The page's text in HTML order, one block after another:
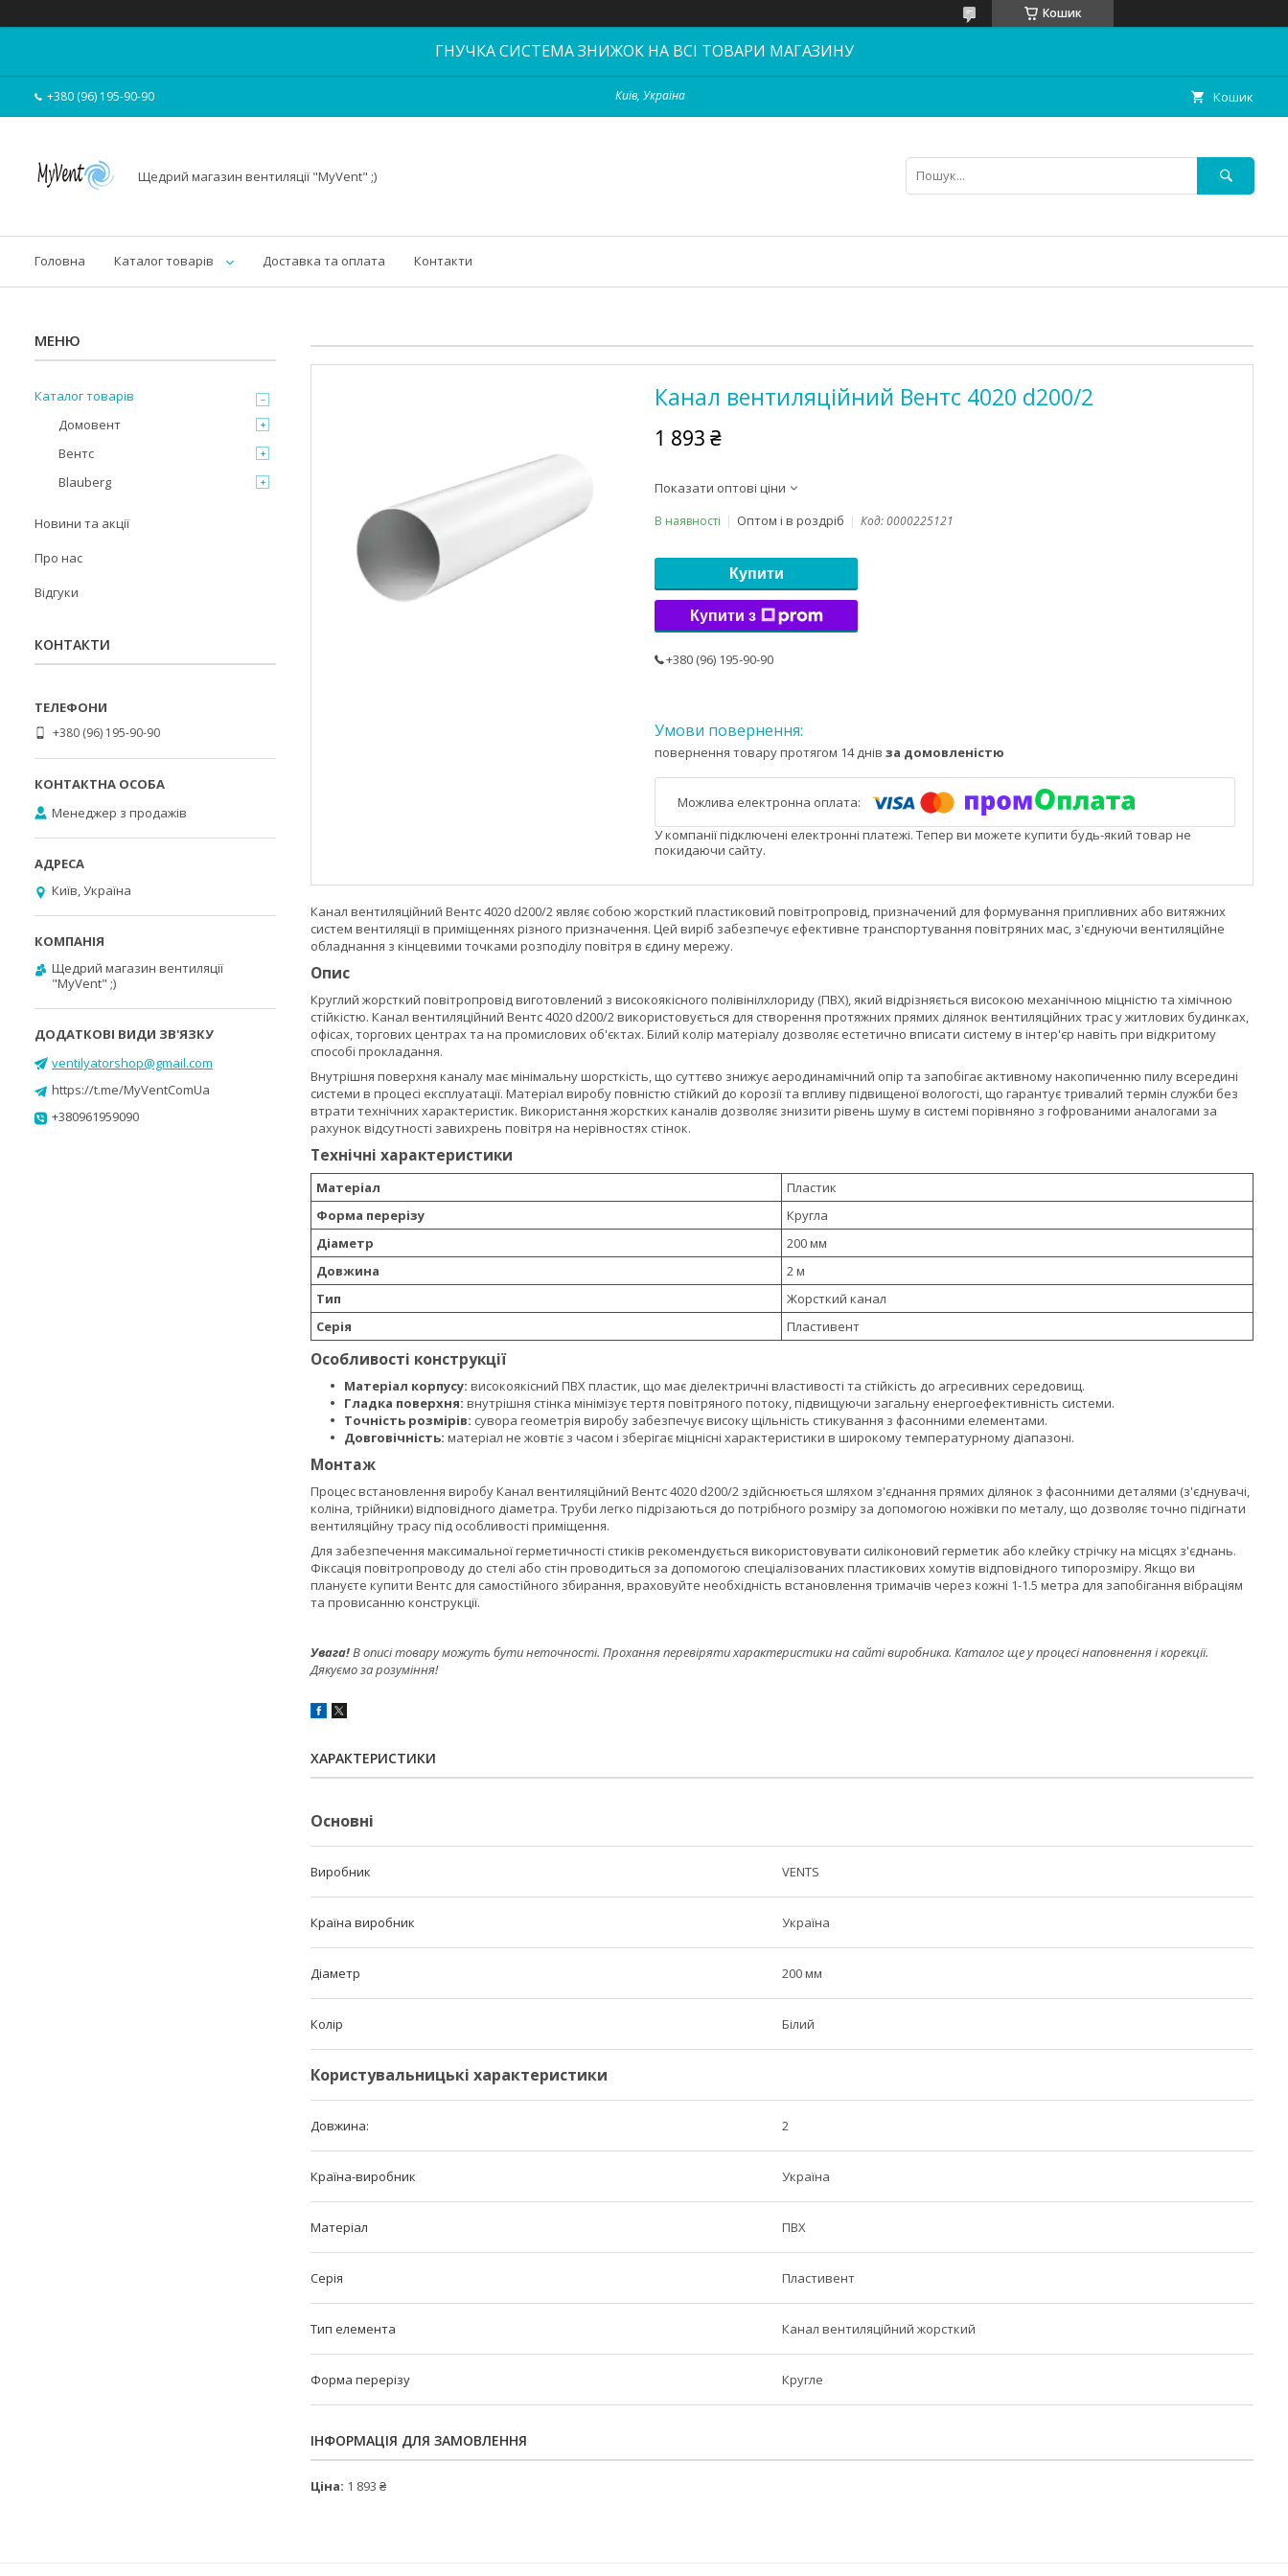
Кошик
ГНУЧКА СИСТЕМА ЗНИЖОК НА ВСІ ТОВАРИ МАГАЗИНУ
+380 (96) 195-90-90 Київ, Україна Кошик
Щедрий магазин вентиляції "MyVent" ;)
Головна Каталог товарів Доставка та оплата Контакти
Канал вентиляційний Вентс 4020 d200/2
1 893 ₴
Показати оптові ціни
В наявності Оптом і в роздріб Код:0000225121
Купити
Купити з
+380 (96) 195-90-90
повернення товару протягом 14 днів за домовленістю
У компанії підключені електронні платежі. Тепер ви можете купити будь-який товар не
покидаючи сайту.
Канал вентиляційний Вентс 4020 d200/2 являє собою жорсткий пластиковий повітропровід, призначений для формування припливних або витяжних
систем вентиляції в приміщеннях різного призначення. Цей виріб забезпечує ефективне транспортування повітряних мас, з'єднуючи вентиляційне
обладнання з кінцевими точками розподілу повітря в єдину мережу.
Опис
Круглий жорсткий повітропровід виготовлений з високоякісного полівінілхлориду (ПВХ), який відрізняється високою механічною міцністю та хімічною
стійкістю. Канал вентиляційний Вентс 4020 d200/2 використовується для створення протяжних прямих ділянок вентиляційних трас у житлових будинках,
офісах, торгових центрах та на промислових об'єктах. Білий колір матеріалу дозволяє естетично вписати систему в інтер'єр навіть при відкритому
способі прокладання.
Внутрішня поверхня каналу має мінімальну шорсткість, що суттєво знижує аеродинамічний опір та запобігає активному накопиченню пилу всередині
системи в процесі експлуатації. Матеріал виробу повністю стійкий до корозії та впливу підвищеної вологості, що гарантує тривалий термін служби без
втрати технічних характеристик. Використання жорстких каналів дозволяє знизити рівень шуму в системі порівняно з гофрованими аналогами за
рахунок відсутності завихрень повітря на нерівностях стінок.
Технічні характеристики
Матеріал
Пластик
Форма перерізу
Кругла
Діаметр
200 мм
Довжина
2 м
Тип
Жорсткий канал
Серія
Пластивент
Особливості конструкції
Матеріал корпусу: високоякісний ПВХ пластик, що має діелектричні властивості та стійкість до агресивних середовищ.
Гладка поверхня: внутрішня стінка мінімізує тертя повітряного потоку, підвищуючи загальну енергоефективність системи.
Точність розмірів: сувора геометрія виробу забезпечує високу щільність стикування з фасонними елементами.
Довговічність: матеріал не жовтіє з часом і зберігає міцнісні характеристики в широкому температурному діапазоні.
Монтаж
Процес встановлення виробу Канал вентиляційний Вентс 4020 d200/2 здійснюється шляхом з'єднання прямих ділянок з фасонними деталями (з'єднувачі,
коліна, трійники) відповідного діаметра. Труби легко підрізаються до потрібного розміру за допомогою ножівки по металу, що дозволяє точно підігнати
вентиляційну трасу під особливості приміщення.
Для забезпечення максимальної герметичності стиків рекомендується використовувати силіконовий герметик або клейку стрічку на місцях з'єднань.
Фіксація повітропроводу до стелі або стін проводиться за допомогою спеціалізованих пластикових хомутів відповідного типорозміру. Якщо ви
плануєте купити Вентс для самостійного збирання, враховуйте необхідність встановлення тримачів через кожні 1-1.5 метра для запобігання вібраціям
та провисанню конструкції.
Увага!В описі товару можуть бути неточності. Прохання перевіряти характеристики на сайті виробника. Каталог ще у процесі наповнення і корекції.
Дякуємо за розуміння!
ХАРАКТЕРИСТИКИ
Основні
Виробник VENTS
Країна виробник Україна
Діаметр 200 мм
Колір Білий
Користувальницькі характеристики
Довжина: 2
Країна-виробник Україна
Матеріал ПВХ
Серія Пластивент
Тип елемента Канал вентиляційний жорсткий
Форма перерізу Кругле
ІНФОРМАЦІЯ ДЛЯ ЗАМОВЛЕННЯ
Ціна: 1 893 ₴
Каталог товарів
Домовент
Вентс
Blauberg
Новини та акції
Про нас
Відгуки
КОНТАКТИ
+380 (96) 195-90-90
Менеджер з продажів
Київ, Україна
Щедрий магазин вентиляції
"MyVent" ;)
ventilyatorshop@gmail.com
https://t.me/MyVentComUa
+380961959090